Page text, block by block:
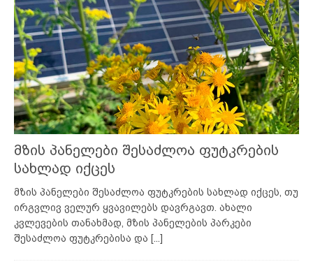
მზის პანელები შესაძლოა ფუტკრების
სახლად იქცეს
მზის პანელები შესაძლოა ფუტკრების სახლად იქცეს, თუ
ირგვლივ ველურ ყვავილებს დავრგავთ. ახალი
კვლევების თანახმად, მზის პანელების პარკები
შესაძლოა ფუტკრებისა და [...]